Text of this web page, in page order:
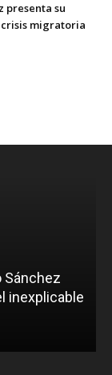
presenta su
crisis migratoria
Sánchez
inexplicable